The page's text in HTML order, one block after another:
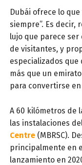
Dubái ofrece lo
siempre”. Es decir,
lujo que parece
de visitantes, y
especializados
más que un
para convertirse
A 60 kilómetros de
las instalaciones
Centre (MBRSC).
principalmente en
lanzamiento en